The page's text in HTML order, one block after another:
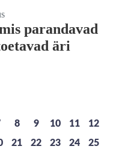
parandavad
äri
to page
Go to page
8
Go to page
9
Go to page
10
Go to
11
Go
12
21 22 23 24 25